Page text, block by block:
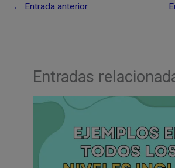
← Entrada anterior
Entradas